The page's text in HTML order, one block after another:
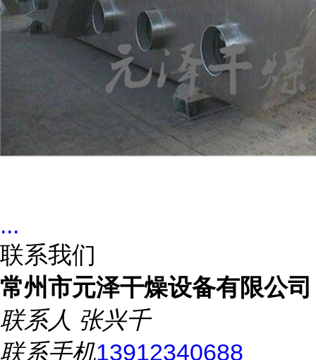
...
联系我们
常州市元泽干燥设备有限公司
联系人 张兴千
联系手机13912340688